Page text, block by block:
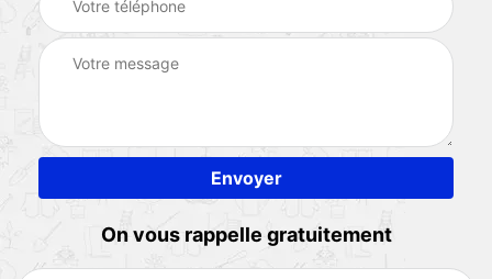
On vous rappelle gratuitement